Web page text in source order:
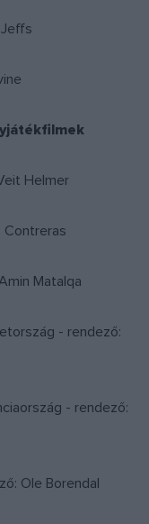
Helmer
Contreras
Matalqa
- rendező:
- rendező:
Ole Borendal